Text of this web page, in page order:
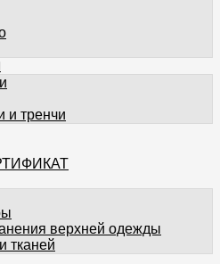
верхней одежды
тканей
и тренчи
верхней одежды
тканей